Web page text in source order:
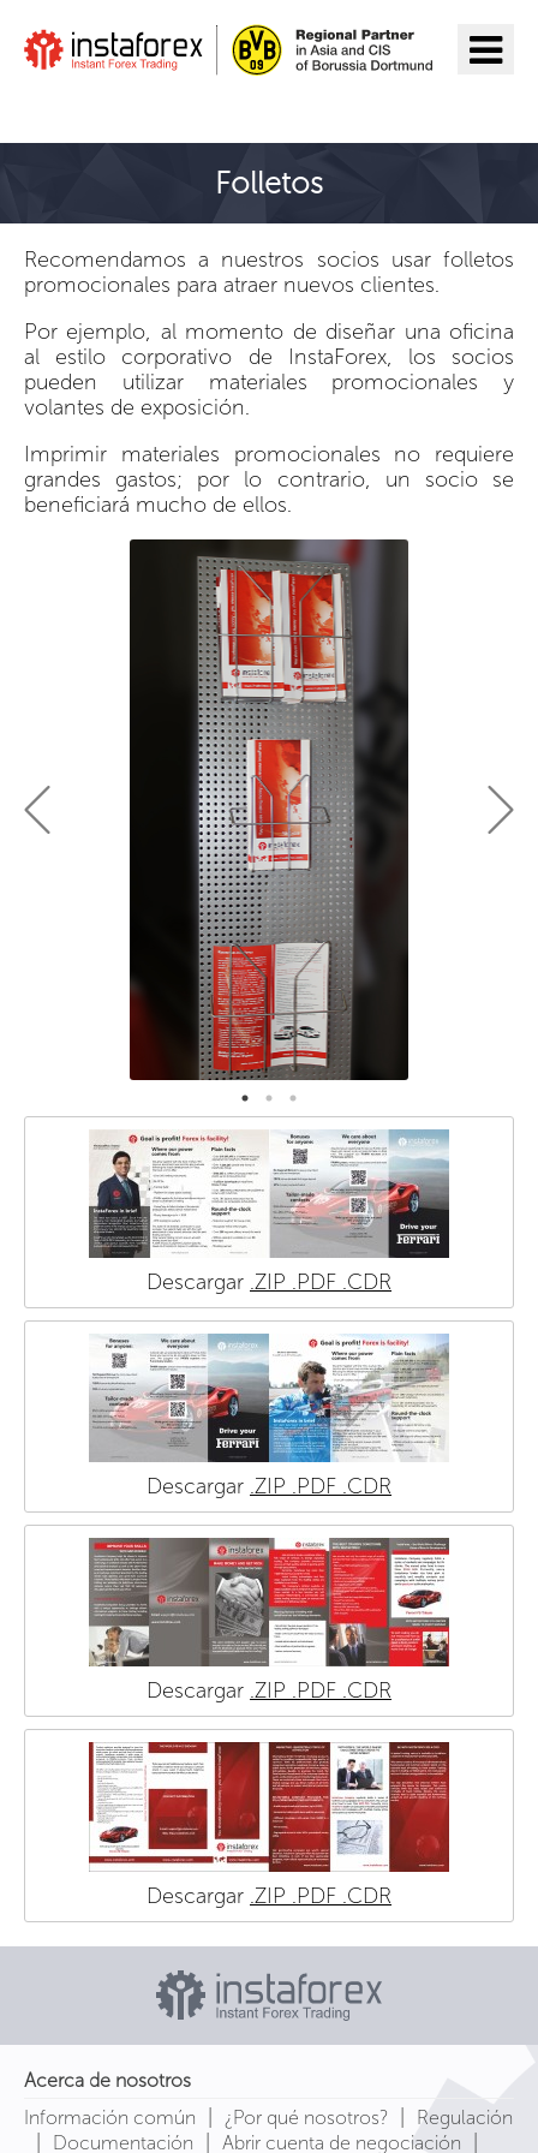
Folletos
Recomendamos a nuestros socios usar folletos
promocionales para atraer nuevos clientes.
Por ejemplo, al momento de diseñar una oficina
al estilo corporativo de InstaForex, los socios
pueden utilizar materiales promocionales y
volantes de exposición.
Imprimir materiales promocionales no requiere
grandes gastos; por lo contrario, un socio se
beneficiará mucho de ellos.
Descargar .ZIP .PDF .CDR
Descargar .ZIP .PDF .CDR
Descargar .ZIP .PDF .CDR
Descargar .ZIP .PDF .CDR
Acerca de nosotros
Información común
| ¿Por qué nosotros? | Regulación
| Documentación | Abrir cuenta de negociación |